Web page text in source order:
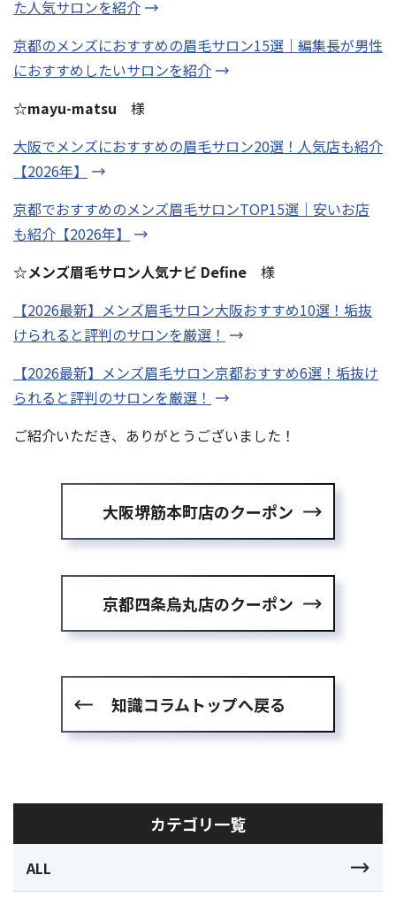
た人気サロンを紹介
京都のメンズにおすすめの眉毛サロン15選｜編集長が男性
におすすめしたいサロンを紹介
☆mayu-matsu 様
大阪でメンズにおすすめの眉毛サロン20選！人気店も紹介
【2026年】
京都でおすすめのメンズ眉毛サロンTOP15選｜安いお店
も紹介【2026年】
☆メンズ眉毛サロン人気ナビ Define 様
【2026最新】メンズ眉毛サロン大阪おすすめ10選！垢抜
けられると評判のサロンを厳選！
【2026最新】メンズ眉毛サロン京都おすすめ6選！垢抜け
られると評判のサロンを厳選！
ご紹介いただき、ありがとうございました！
大阪堺筋本町店のクーポン
京都四条烏丸店のクーポン
知識コラムトップへ戻る
カテゴリ一覧
ALL